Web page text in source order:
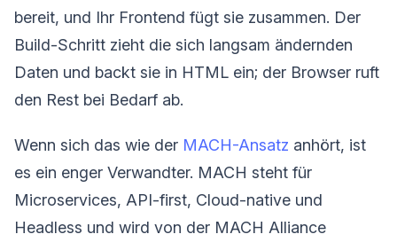
bereit, und Ihr Frontend fügt sie zusammen. Der
Build-Schritt zieht die sich langsam ändernden
Daten und backt sie in HTML ein; der Browser ruft
den Rest bei Bedarf ab.
Wenn sich das wie der MACH-Ansatz anhört, ist
es ein enger Verwandter. MACH steht für
Microservices, API-first, Cloud-native und
Headless und wird von der MACH Alliance